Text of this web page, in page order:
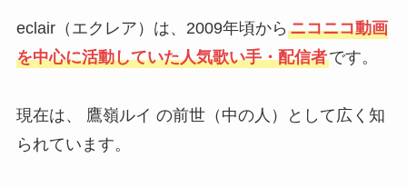
eclair（エクレア）は、2009年頃から ニコニコ動画
を中心に活動していた人気歌い手・配信者です。
現在は、 鷹嶺ルイ の前世（中の人）として広く知
られています。